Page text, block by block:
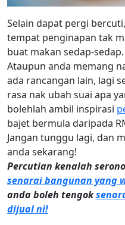
Selain dapat pergi
tempat penginapan tak
buat makan sedap-sedap.
Ataupun anda memang
ada rancangan lain, lagi
rasa nak ubah suai apa
bolehlah ambil inspirasi
bajet bermula daripada
Jangan tunggu lagi, dan
anda sekarang!
Percutian kenalah
senarai bangunan yang
anda boleh tengok
dijual ni!